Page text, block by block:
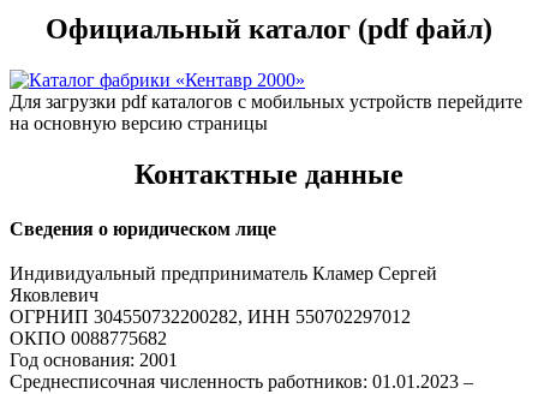
Официальный каталог (pdf файл)
Для загрузки pdf каталогов с мобильных устройств перейдите
на основную версию страницы
Контактные данные
Сведения о юридическом лице
Индивидуальный предприниматель Кламер Сергей
Яковлевич
ОГРНИП 304550732200282, ИНН 550702297012
ОКПО 0088775682
Год основания: 2001
Среднесписочная численность работников: 01.01.2023 –